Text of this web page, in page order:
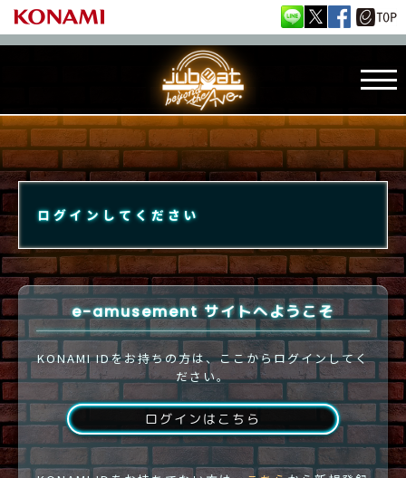
ログインしてください
e-amusement サイトへようこそ
KONAMI IDをお持ちの方は、ここからログインしてく
ださい。
ログインはこちら